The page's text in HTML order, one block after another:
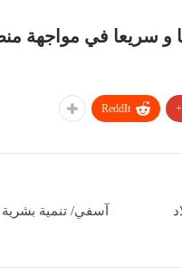
و سريعا في مواجهة
ReddIt
آسفي/ تنمية